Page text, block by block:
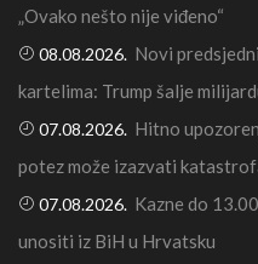
„Ovako nešto nije viđeno“
08.08.2026. Novi
kartelima: Trump šalje
07.08.2026. Hitno
potez može izazvati
07.08.2026. Kazne do
unositi iz BiH u Hrvatsku